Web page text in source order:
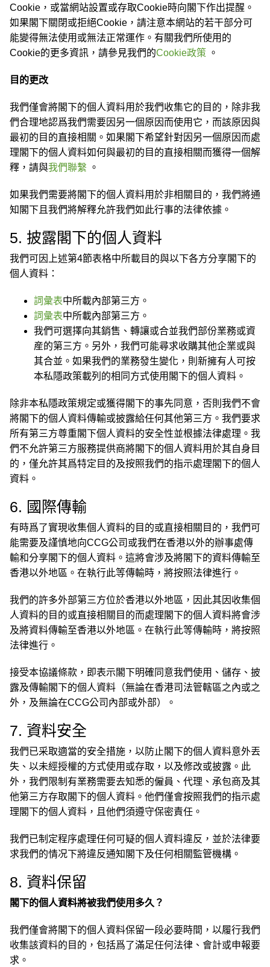
Cookie，或當網站設置或存取Cookie時向閣下作出提醒。
如果閣下關閉或拒絕Cookie，請注意本網站的若干部分可
能變得無法使用或無法正常運作。有關我們所使用的
Cookie的更多資訊，請參見我們的Cookie政策 。
目的更改
我們僅會將閣下的個人資料用於我們收集它的目的，除非我
們合理地認爲我們需要因另一個原因而使用它，而該原因與
最初的目的直接相關。如果閣下希望針對因另一個原因而處
理閣下的個人資料如何與最初的目的直接相關而獲得一個解
釋，請與我們聯繫 。
如果我們需要將閣下的個人資料用於非相關目的，我們將通
知閣下且我們將解釋允許我們如此行事的法律依據。
5. 披露閣下的個人資料
我們可因上述第4節表格中所載目的與以下各方分享閣下的
個人資料：
詞彙表中所載內部第三方。
詞彙表中所載內部第三方。
我們可選擇向其銷售、轉讓或合並我們部份業務或資
産的第三方。另外，我們可能尋求收購其他企業或與
其合並。如果我們的業務發生變化，則新擁有人可按
本私隱政策載列的相同方式使用閣下的個人資料。
除非本私隱政策規定或獲得閣下的事先同意，否則我們不會
將閣下的個人資料傳輸或披露給任何其他第三方。我們要求
所有第三方尊重閣下個人資料的安全性並根據法律處理。我
們不允許第三方服務提供商將閣下的個人資料用於其自身目
的，僅允許其爲特定目的及按照我們的指示處理閣下的個人
資料。
6. 國際傳輸
有時爲了實現收集個人資料的目的或直接相關目的，我們可
能需要及謹慎地向CCG公司或我們在香港以外的辦事處傳
輸和分享閣下的個人資料。這將會涉及將閣下的資料傳輸至
香港以外地區。在執行此等傳輸時，將按照法律進行。
我們的許多外部第三方位於香港以外地區，因此其因收集個
人資料的目的或直接相關目的而處理閣下的個人資料將會涉
及將資料傳輸至香港以外地區。在執行此等傳輸時，將按照
法律進行。
接受本協議條款，即表示閣下明確同意我們使用、儲存、披
露及傳輸閣下的個人資料（無論在香港司法管轄區之內或之
外，及無論在CCG公司內部或外部）。
7. 資料安全
我們已采取適當的安全措施，以防止閣下的個人資料意外丟
失、以未經授權的方式使用或存取，以及修改或披露。此
外，我們限制有業務需要去知悉的僱員、代理、承包商及其
他第三方存取閣下的個人資料。他們僅會按照我們的指示處
理閣下的個人資料，且他們須遵守保密責任。
我們已制定程序處理任何可疑的個人資料違反，並於法律要
求我們的情况下將違反通知閣下及任何相關監管機構。
8. 資料保留
閣下的個人資料將被我們使用多久？
我們僅會將閣下的個人資料保留一段必要時間，以履行我們
收集該資料的目的，包括爲了滿足任何法律、會計或申報要
求。